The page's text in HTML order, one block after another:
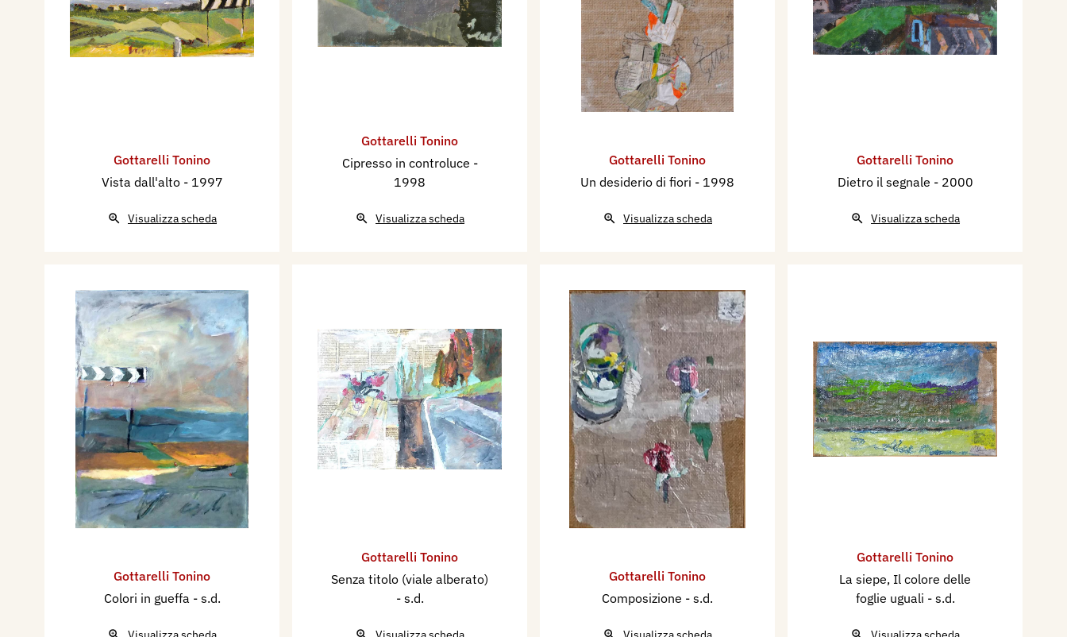
Gottarelli Tonino
Vista dall'alto - 1997
Visualizza scheda
Gottarelli Tonino
Cipresso in controluce -
1998
Visualizza scheda
Gottarelli Tonino
Un desiderio di fiori - 1998
Visualizza scheda
Gottarelli Tonino
Dietro il segnale - 2000
Visualizza scheda
Gottarelli Tonino
Colori in gueffa - s.d.
Gottarelli Tonino
Senza titolo (viale alberato)
- s.d.
Gottarelli Tonino
Composizione - s.d.
Gottarelli Tonino
La siepe, Il colore delle
foglie uguali - s.d.